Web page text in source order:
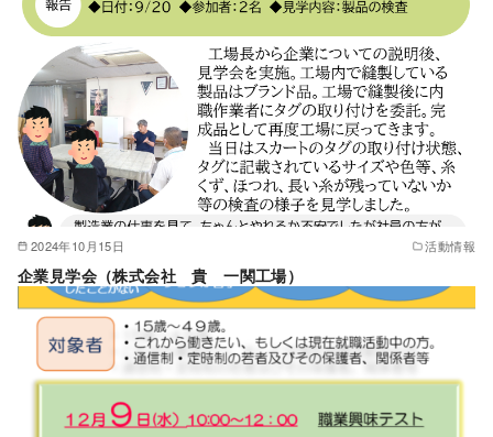
2024年10月15日 活動情報
企業見学会（株式会社 貴 一関工場）